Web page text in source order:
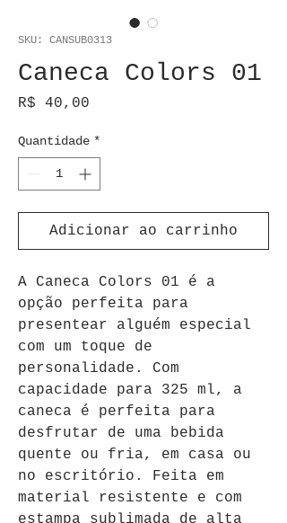
SKU: CANSUB0313
Caneca Colors 01
R$ 40,00
Quantidade *
Adicionar ao carrinho
A Caneca Colors 01 é a
opção perfeita para
presentear alguém especial
com um toque de
personalidade. Com
capacidade para 325 ml, a
caneca é perfeita para
desfrutar de uma bebida
quente ou fria, em casa ou
no escritório. Feita em
material resistente e com
estampa sublimada de alta